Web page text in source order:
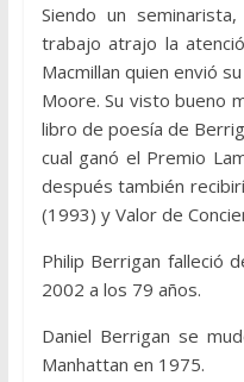
Siendo un
trabajo atrajo la
Macmillan quien envió
Moore. Su visto bueno
libro de poesía de
cual ganó el Premio
después también
(1993) y Valor de
Philip Berrigan falleció
2002 a los 79 años.
Daniel Berrigan se
Manhattan en 1975.